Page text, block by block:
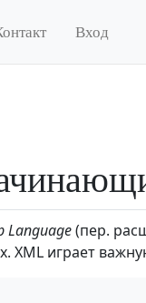
Вход
Language(пер.
XML играет